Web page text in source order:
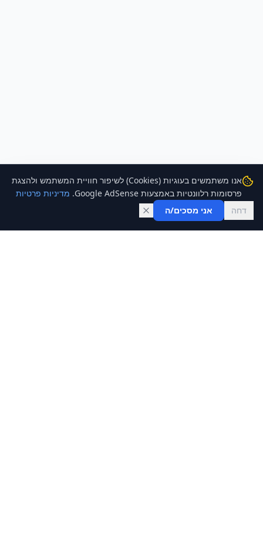
אנו משתמשים בעוגיות (Cookies) לשיפור חוויית המשתמש ולהצגת
פרסומות רלוונטיות באמצעות Google AdSense.
מדיניות פרטיות
דחה
אני מסכים/ה